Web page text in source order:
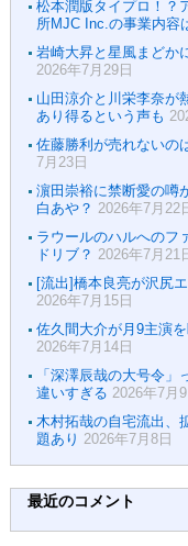
松本潤版タイプロ！？
所MJC Inc.の事業内容
岩崎大昇と星風まどか
2026年7月29日
山田涼介と川栄李奈が
あり得るという声も
佐藤勝利が売れないの
7月23日
濵田崇裕に禁断愛の噂
白あや？ 2026年7月22
ラウールのハルへのフ
ドリブ？ 2026年7月21
[流出]橋本良亮が沢尻
2026年7月15日
佐久間大介が月9主演
2026年7月14日
「深澤辰哉の大号令
違いすぎる 2026年7月9
木村拓哉の自宅流出、
題あり 2026年7月8日
最近のコメント